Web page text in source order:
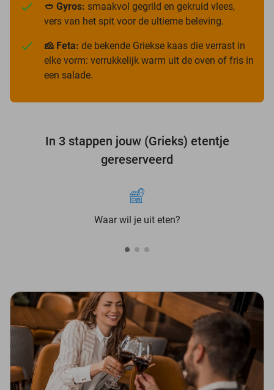
🥙 Gyros: smaakvol gegrild en gekruid vlees,
vers van het spit voor de ultieme beleving.
🧀 Feta: de bekende Griekse kaas die verrast in
elke vorm: verrukkelijk warm uit de oven of fris in
een salade.
In 3 stappen jouw (Grieks) etentje
gereserveerd
Waar wil je uit eten?